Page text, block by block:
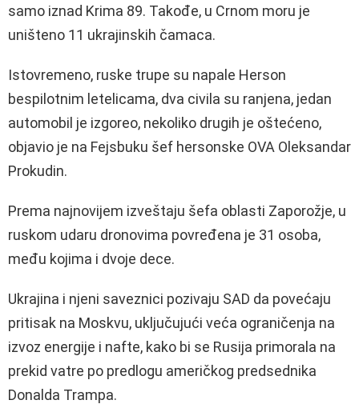
samo iznad Krima 89. Takođe, u Crnom moru je
uništeno 11 ukrajinskih čamaca.
Istovremeno, ruske trupe su napale Herson
bespilotnim letelicama, dva civila su ranjena, jedan
automobil je izgoreo, nekoliko drugih je oštećeno,
objavio je na Fejsbuku šef hersonske OVA Oleksandar
Prokudin.
Prema najnovijem izveštaju šefa oblasti Zaporožje, u
ruskom udaru dronovima povređena je 31 osoba,
među kojima i dvoje dece.
Ukrajina i njeni saveznici pozivaju SAD da povećaju
pritisak na Moskvu, uključujući veća ograničenja na
izvoz energije i nafte, kako bi se Rusija primorala na
prekid vatre po predlogu američkog predsednika
Donalda Trampa.